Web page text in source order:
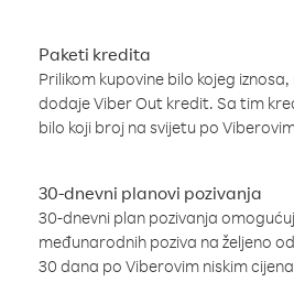
Paketi kredita
Prilikom kupovine bilo kojeg
dodaje Viber Out kredit. Sa tim
bilo koji broj na svijetu po
30-dnevni planovi pozivanja
30-dnevni plan pozivanja
međunarodnih poziva na željeno
30 dana po Viberovim niskim